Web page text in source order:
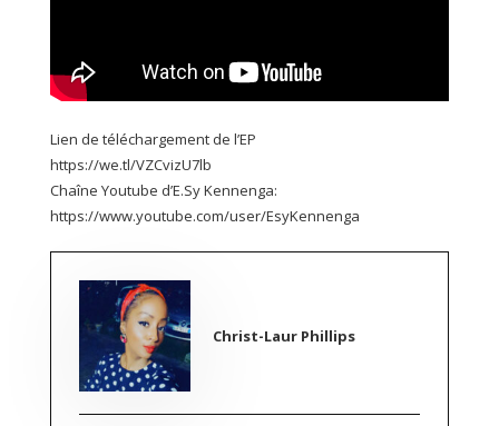
Lien de téléchargement de l’EP
https://we.tl/VZCvizU7lb
Chaîne Youtube d’E.Sy Kennenga:
https://www.youtube.com/user/EsyKennenga
Christ-Laur Phillips